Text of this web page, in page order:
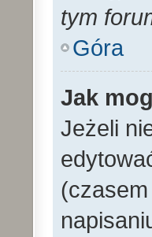
tym
Góra
Jak
Jeżeli